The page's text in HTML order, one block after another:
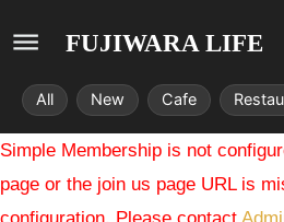
FUJIWARA LIFE
All New Cafe
Simple Membership is not
page or the join us page URL is